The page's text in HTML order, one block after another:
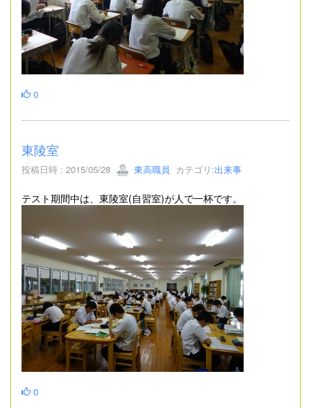
0
東陵室
投稿日時 : 2015/05/28 東高職員 カテゴリ:出来事
テスト期間中は、東陵室(自習室)が人で一杯です。
0